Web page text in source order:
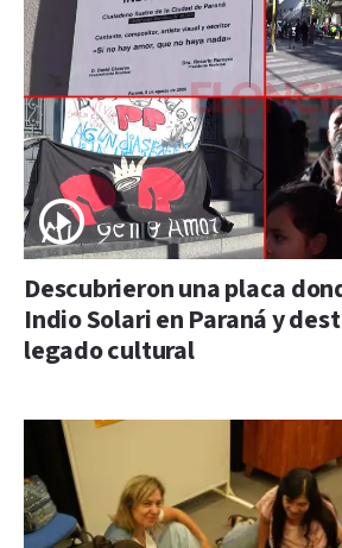
Descubrieron una placa
Indio Solari en Paraná y
legado cultural